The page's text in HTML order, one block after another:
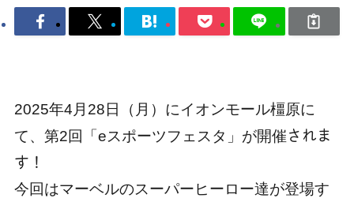
2025年4月28日（月）にイオンモール橿原に
て、第2回「eスポーツフェスタ」が開催 されま
す！
今回はマーベルのスーパーヒーロー達が登場す